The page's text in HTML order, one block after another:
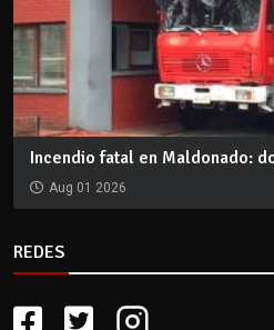
Incendio fatal en Maldonado:
Aug 01 2026
REDES